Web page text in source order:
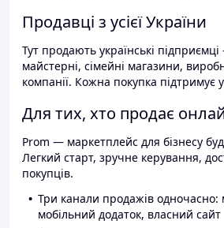
Продавці з усієї України
Тут продають українські
майстерні, сімейні магазини,
компанії. Кожна покупка підтримує
Для тих, хто продає
Prom — маркетплейс для бізнесу
Легкий старт, зручне керування,
покупців.
Три канали продажів одночасно:
мобільний додаток, власний сайт